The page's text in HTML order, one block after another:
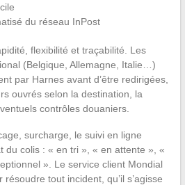
du réseau InPost
flexibilité et traçabilité. Les
(Belgique, Allemagne, Italie…)
par Harnes avant d’être redirigées,
ouvrés selon la destination, la
contrôles douaniers.
surcharge, le suivi en ligne
du colis : « en tri », « en attente », «
». Le service client Mondial
tout incident, qu’il s’agisse